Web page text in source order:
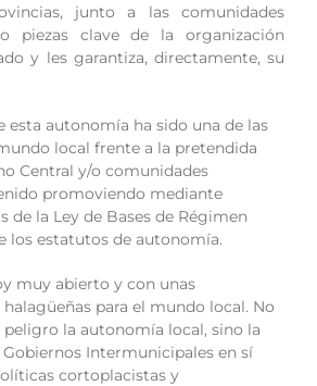
junto a las comunidades
piezas clave de la organización
y les garantiza, directamente, su
esta autonomía ha sido una de las
local frente a la pretendida
Central y/o comunidades
promoviendo mediante
de la Ley de Bases de Régimen
los estatutos de autonomía.
muy abierto y con unas
para el mundo local. No
peligro la autonomía local, sino la
Intermunicipales en sí
cortoplacistas y